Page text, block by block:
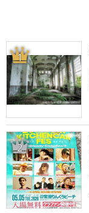
1
2